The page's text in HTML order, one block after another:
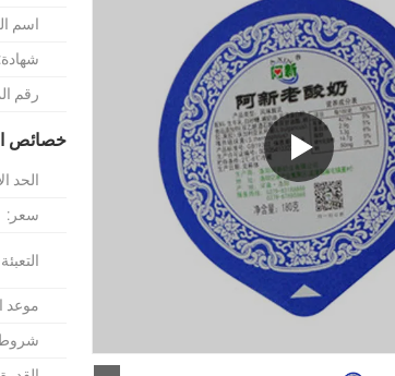
اسم
رقم
خصائص
الحد
سعر:
موعد
شروط